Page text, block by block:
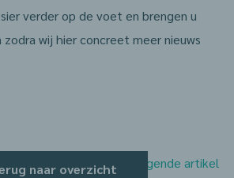
verder op de voet en brengen u
wij hier concreet meer nieuws
Naar het volgende artikel
naar overzicht